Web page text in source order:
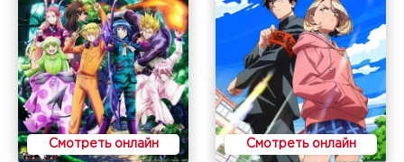
Смотреть онлайн Смотреть онлайн